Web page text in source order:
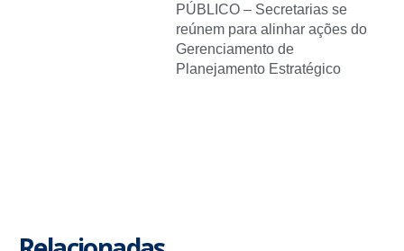
PÚBLICO – Secretarias se
reúnem para alinhar ações do
Gerenciamento de
Planejamento Estratégico